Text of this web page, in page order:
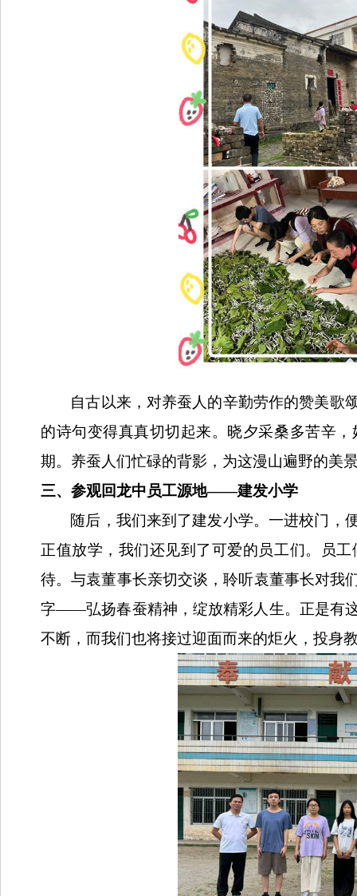
自古以来，对养蚕人的辛勤劳作的赞美歌
的诗句变得真真切切起来。晓夕采桑多苦辛
期。养蚕人们忙碌的背影，为这漫山遍野的美
三、参观回龙中员工源地——建发小学
随后，我们来到了建发小学。一进校门，
正值放学，我们还见到了可爱的员工们。员
待。与袁董事长亲切交谈，聆听袁董事长对我
字——弘扬春蚕精神，绽放精彩人生。正是有
不断，而我们也将接过迎面而来的炬火，投身